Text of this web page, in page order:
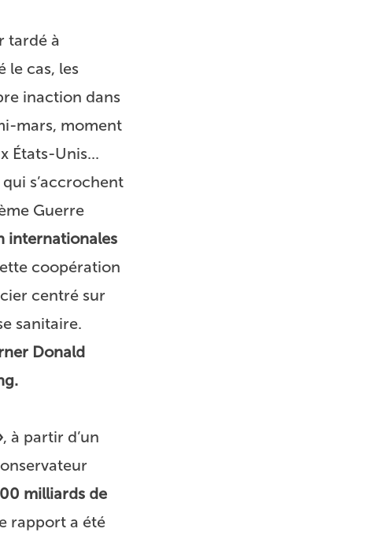
tardé à
le cas, les
inaction dans
mars, moment
États-Unis...
s’accrochent
Guerre
internationales
coopération
centré sur
sanitaire.
Donald
, à partir d’un
milliards de
rapport a été